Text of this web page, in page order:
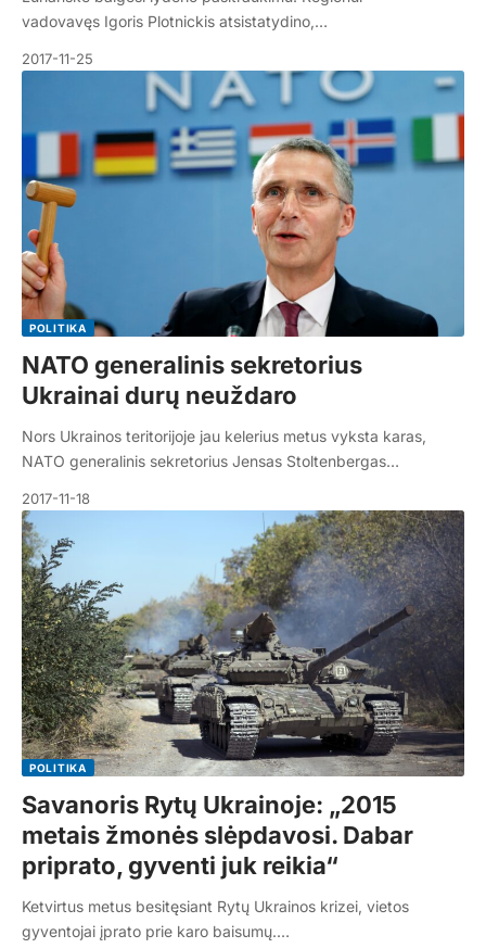
vadovavęs Igoris Plotnickis atsistatydino,…
2017-11-25
POLITIKA
NATO generalinis sekretorius
Ukrainai durų neuždaro
Nors Ukrainos teritorijoje jau kelerius metus vyksta karas,
NATO generalinis sekretorius Jensas Stoltenbergas…
2017-11-18
POLITIKA
Savanoris Rytų Ukrainoje: „2015
metais žmonės slėpdavosi. Dabar
priprato, gyventi juk reikia“
Ketvirtus metus besitęsiant Rytų Ukrainos krizei, vietos
gyventojai įprato prie karo baisumų.…